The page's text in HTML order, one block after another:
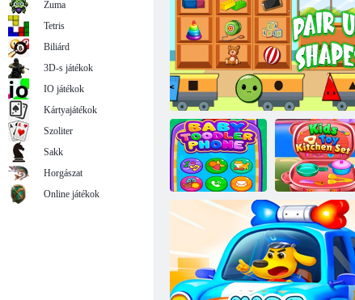
jelenet készítője
telefon
Párosítsa az alakzatot
Tipegő baba
telefon
Gyerekjáték
konyhai készlet
Zuma
Tetris
Biliárd
3D-s játékok
IO játékok
Kártyajátékok
Szoliter
Sakk
Horgászat
Online játékok